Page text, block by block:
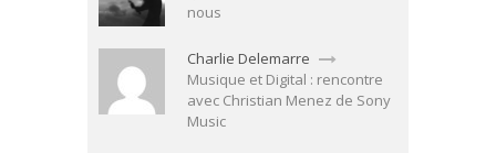
nous
Charlie Delemarre
Musique et Digital : rencontre
avec Christian Menez de Sony
Music